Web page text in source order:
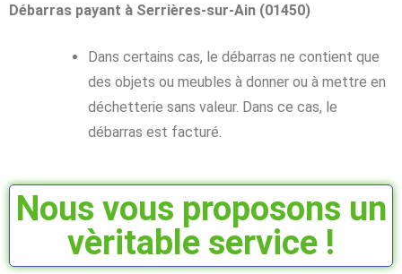
Débarras payant à Serrières-sur-Ain (01450)
Dans certains cas, le débarras ne contient que
des objets ou meubles à donner ou à mettre en
déchetterie sans valeur. Dans ce cas, le
débarras est facturé.
Nous vous proposons un
vèritable service !